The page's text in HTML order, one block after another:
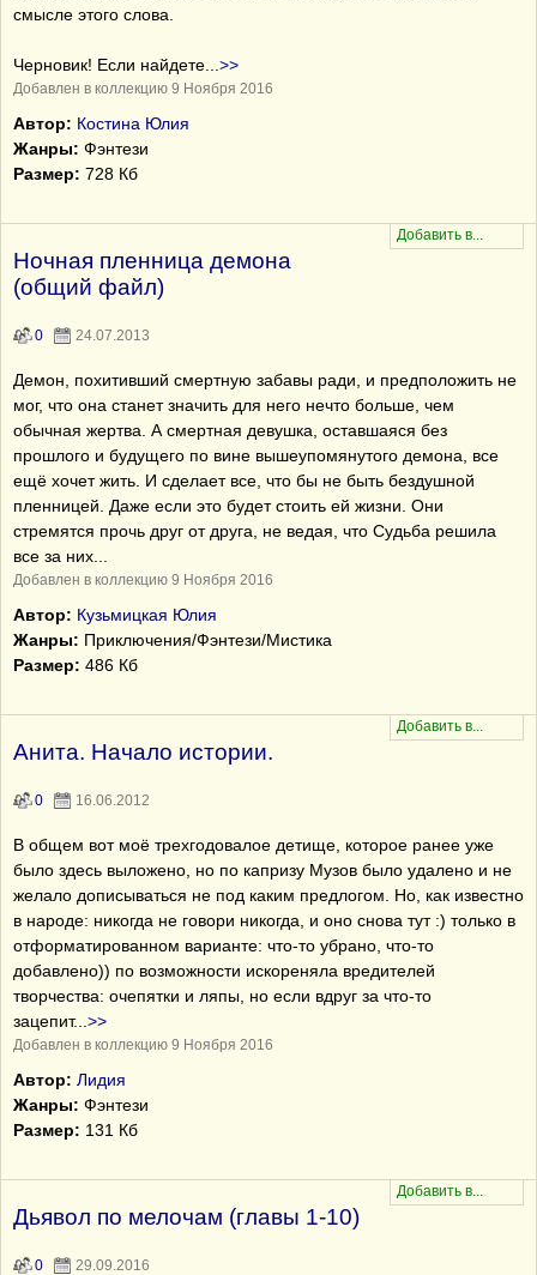
смысле этого слова.
Черновик! Если найдете >>
Добавлен в коллекцию 9 Ноября 2016
Автор: Костина Юлия
Жанры: Фэнтези
Размер: 728 Кб
Ночная пленница демона
(общий файл)
0 24.07.2013
Демон, похитивший смертную забавы ради, и предположить не
мог, что она станет значить для него нечто больше, чем
обычная жертва. А смертная девушка, оставшаяся без
прошлого и будущего по вине вышеупомянутого демона, все
ещё хочет жить. И сделает все, что бы не быть бездушной
пленницей. Даже если это будет стоить ей жизни. Они
стремятся прочь друг от друга, не ведая, что Судьба решила
все за них...
Добавлен в коллекцию 9 Ноября 2016
Автор: Кузьмицкая Юлия
Жанры: Приключения/Фэнтези/Мистика
Размер: 486 Кб
Анита. Начало истории.
0 16.06.2012
В общем вот моё трехгодовалое детище, которое ранее уже
было здесь выложено, но по капризу Музов было удалено и не
желало дописываться не под каким предлогом. Но, как известно
в народе: никогда не говори никогда, и оно снова тут :) только в
отформатированном варианте: что-то убрано, что-то
добавлено)) по возможности искореняла вредителей
творчества: очепятки и ляпы, но если вдруг за что-то
зацепит... >>
Добавлен в коллекцию 9 Ноября 2016
Автор: Лидия
Жанры: Фэнтези
Размер: 131 Кб
Дьявол по мелочам (главы 1-10)
0 29.09.2016